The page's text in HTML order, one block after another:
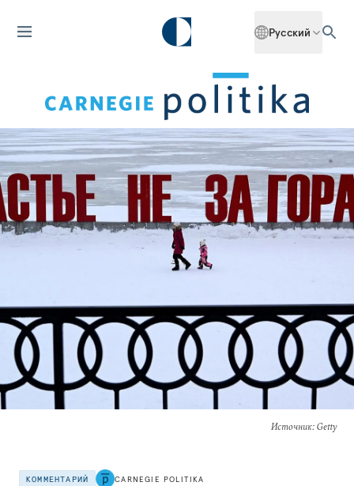
Русский
Источник: Getty
КОММЕНТАРИЙ CARNEGIE POLITIKA